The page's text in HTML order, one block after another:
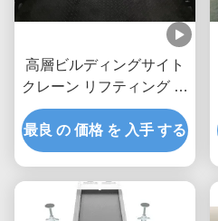
高層ビルディングサイト
クレーン リフティング プ
ラットフォーム 引き上げ
2600mm 幅 MLP2600
最良 の 価格 を 入手 する